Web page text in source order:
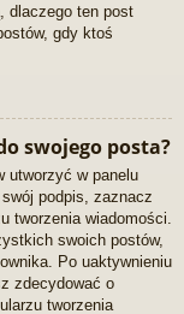
dlaczego ten post
gdy ktoś
swojego posta?
utworzyć w panelu
podpis, zaznacz
tworzenia wiadomości.
swoich postów,
Po uaktywnieniu
zdecydować o
tworzenia